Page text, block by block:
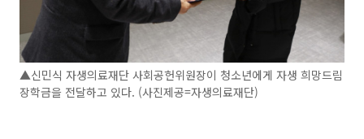
▲신민식 자생의료재단 사회공헌위원장이 청소년에게 자생 희망드림
장학금을 전달하고 있다. (사진제공=자생의료재단)